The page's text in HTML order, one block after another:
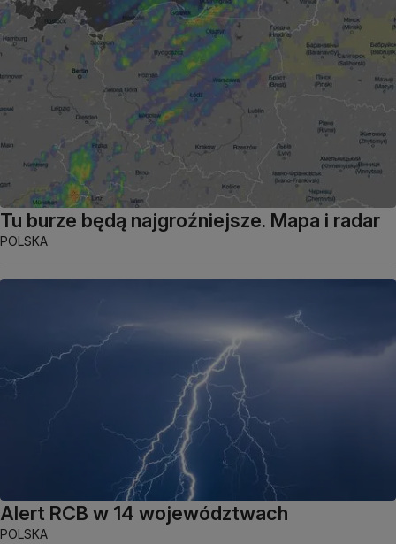
Tu burze będą najgroźniejsze. Mapa i radar
POLSKA
Alert RCB w 14 województwach
POLSKA